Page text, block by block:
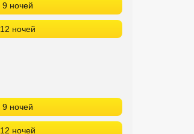
9 ночей
12 ночей
9 ночей
12 ночей